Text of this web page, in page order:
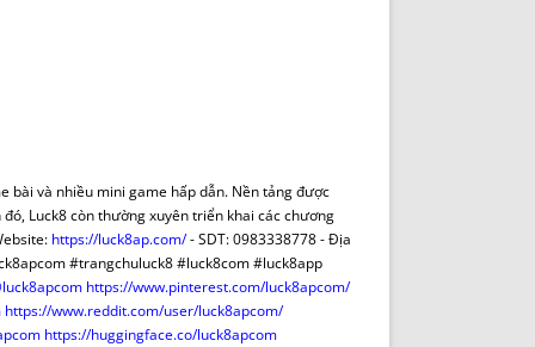
AVISO LEGAL
REPORTAR INCIDENCIA
LOGOTIPO
ENTREVISTAS
SONRISA
bài và nhiều mini game hấp dẫn. Nền tảng được
Luck8 còn thường xuyên triển khai các chương
https://luck8ap.com/- SDT: 0983338778 - Địa
#trangchuluck8 #luck8com #luck8app
https://www.pinterest.com/luck8apcom/
https://www.reddit.com/user/luck8apcom/
https://huggingface.co/luck8apcom